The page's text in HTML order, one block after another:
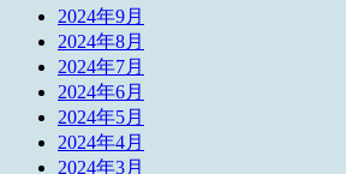
2024年9月
2024年8月
2024年7月
2024年6月
2024年5月
2024年4月
2024年3月